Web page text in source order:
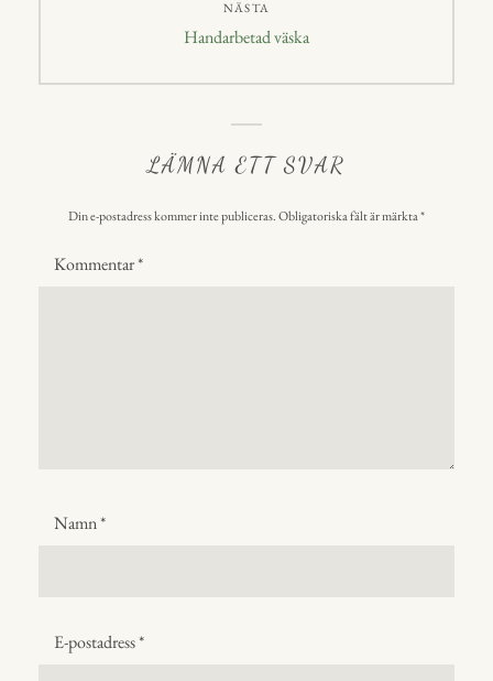
NÄSTA
Nästa
Handarbetad väska
LÄMNA ETT SVAR
Din e-postadress kommer inte publiceras.Obligatoriska fält är märkta*
Kommentar*
Namn*
E-postadress*